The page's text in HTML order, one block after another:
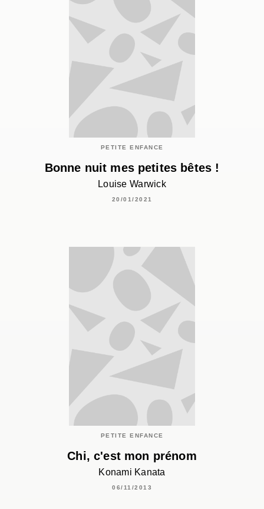
PETITE ENFANCE
Bonne nuit mes petites bêtes !
Louise Warwick
20/01/2021
PETITE ENFANCE
Chi, c'est mon prénom
Konami Kanata
06/11/2013